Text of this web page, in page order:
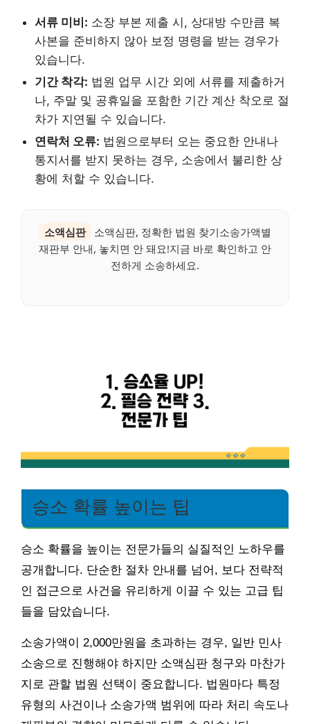
서류 미비: 소장 부본 제출 시, 상대방 수만큼 복
사본을 준비하지 않아 보정 명령을 받는 경우가
있습니다.
기간 착각: 법원 업무 시간 외에 서류를 제출하거
나, 주말 및 공휴일을 포함한 기간 계산 착오로 절
차가 지연될 수 있습니다.
연락처 오류: 법원으로부터 오는 중요한 안내나
통지서를 받지 못하는 경우, 소송에서 불리한 상
황에 처할 수 있습니다.
소액심판
소액심판, 정확한 법원 찾기소송가액별
재판부 안내, 놓치면 안 돼요!지금 바로 확인하고 안
전하게 소송하세요.
승소 확률 높이는 팁
승소 확률을 높이는 전문가들의 실질적인 노하우를
공개합니다. 단순한 절차 안내를 넘어, 보다 전략적
인 접근으로 사건을 유리하게 이끌 수 있는 고급 팁
들을 담았습니다.
소송가액이 2,000만원을 초과하는 경우, 일반 민사
소송으로 진행해야 하지만 소액심판 청구와 마찬가
지로 관할 법원 선택이 중요합니다. 법원마다 특정
유형의 사건이나 소송가액 범위에 따라 처리 속도나